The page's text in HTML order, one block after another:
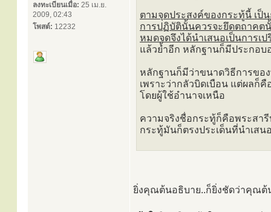
ลงทะเบียนเมื่อ: 25 เม.ย.
2009, 02:43
โพสต์: 12232
ตามจุดประสงค์ของกระทู้นี้ เป็
การปฏิบัตินั้นควรจะยึดตถาคต
หมดจดจึงได้นำเสนอเป็นการเ
แล้วย้ำอีก หลักฐานก็มีประกอบ
หลักฐานก็มีว่าขนาดวิธีการขอ
เพราะว่ากลัวบิดเบือน แต่ผลก็
โดยผู้ใช้อำนาจเหนือ
ความจริงชื่อกระทู้ก็คือพระสา
กระทู้มันก็ตรงประเด็นที่นำเสน
ยิ่งคุณต้นอธิบาย..ก็ยิ่งชัดว่าคุณต้